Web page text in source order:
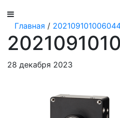
Главная /
28 декабря 2023